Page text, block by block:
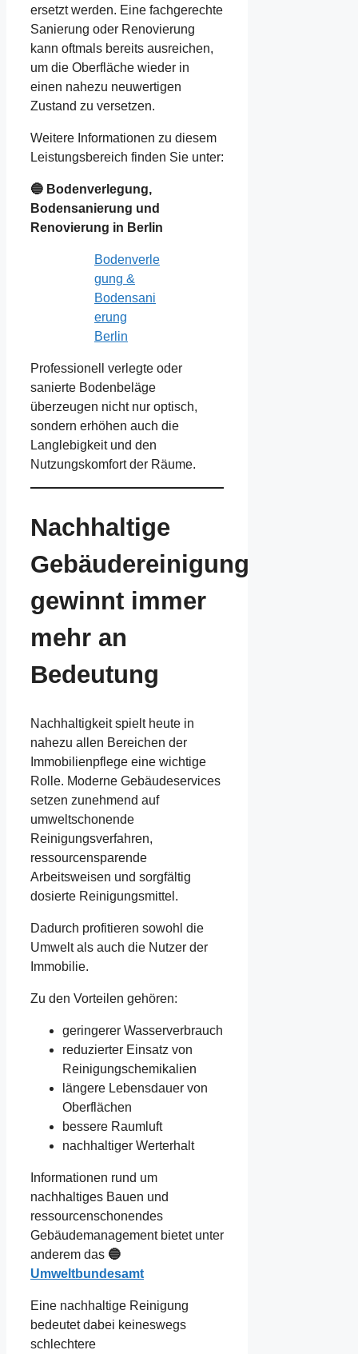
ersetzt werden. Eine fachgerechte
Sanierung oder Renovierung
kann oftmals bereits ausreichen,
um die Oberfläche wieder in
einen nahezu neuwertigen
Zustand zu versetzen.
Weitere Informationen zu diesem
Leistungsbereich finden Sie unter:
🔵 Bodenverlegung,
Bodensanierung und
Renovierung in Berlin
Bodenverle
gung &
Bodensani
erung
Berlin
Professionell verlegte oder
sanierte Bodenbeläge
überzeugen nicht nur optisch,
sondern erhöhen auch die
Langlebigkeit und den
Nutzungskomfort der Räume.
Nachhaltige
Gebäudereinigung
gewinnt immer
mehr an
Bedeutung
Nachhaltigkeit spielt heute in
nahezu allen Bereichen der
Immobilienpflege eine wichtige
Rolle. Moderne Gebäudeservices
setzen zunehmend auf
umweltschonende
Reinigungsverfahren,
ressourcensparende
Arbeitsweisen und sorgfältig
dosierte Reinigungsmittel.
Dadurch profitieren sowohl die
Umwelt als auch die Nutzer der
Immobilie.
Zu den Vorteilen gehören:
geringerer Wasserverbrauch
reduzierter Einsatz von
Reinigungschemikalien
längere Lebensdauer von
Oberflächen
bessere Raumluft
nachhaltiger Werterhalt
Informationen rund um
nachhaltiges Bauen und
ressourcenschonendes
Gebäudemanagement bietet unter
anderem das 🔵
Umweltbundesamt
Eine nachhaltige Reinigung
bedeutet dabei keineswegs
schlechtere